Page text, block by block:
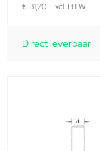
€ 31,20
Direct leverbaar